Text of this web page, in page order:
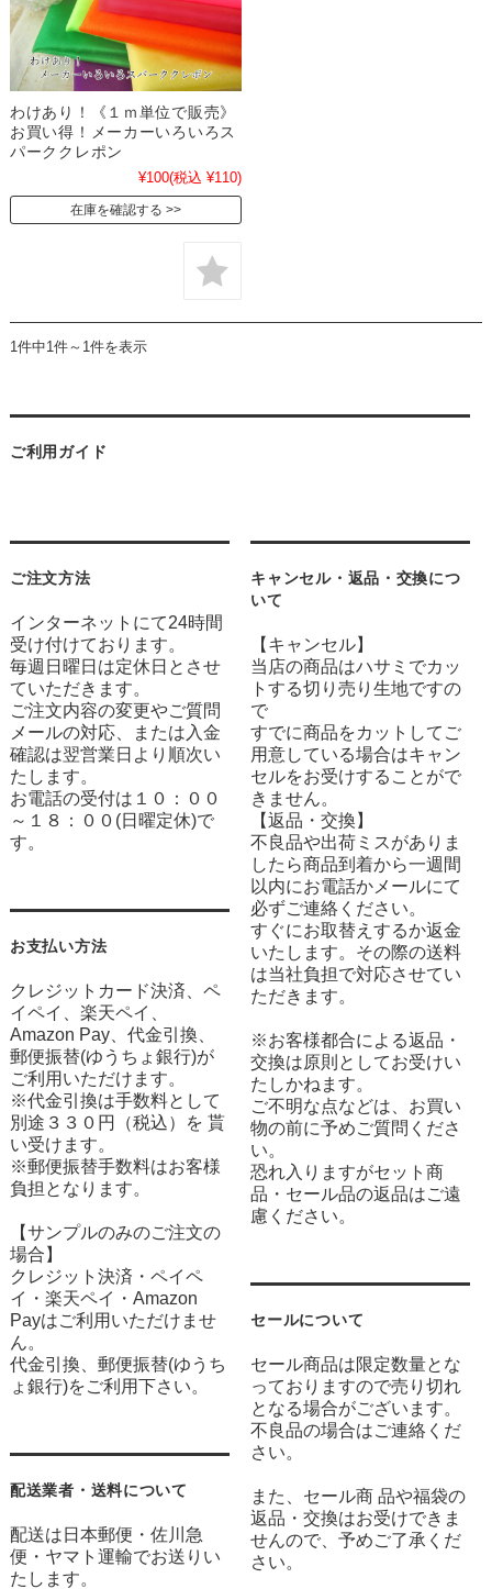
わけあり！《１ｍ単位で販売》
お買い得！メーカーいろいろス
パーククレポン
¥100(税込 ¥110)
在庫を確認する
1件中1件～1件を表示
ご利用ガイド
ご注文方法
インターネットにて24時間
受け付けております。
毎週日曜日は定休日とさせ
ていただきます。
ご注文内容の変更やご質問
メールの対応、または入金
確認は翌営業日より順次い
たします。
お電話の受付は１０：００
～１８：００(日曜定休)で
す。
お支払い方法
クレジットカード決済、ペ
イペイ、楽天ペイ、
Amazon Pay、代金引換、
郵便振替(ゆうちょ銀行)が
ご利用いただけます。
※代金引換は手数料として
別途３３０円（税込）を 貰
い受けます。
※郵便振替手数料はお客様
負担となります。
【サンプルのみのご注文の
場合】
クレジット決済・ペイペ
イ・楽天ペイ・Amazon
Payはご利用いただけませ
ん。
代金引換、郵便振替(ゆうち
ょ銀行)をご利用下さい。
配送業者・送料について
配送は日本郵便・佐川急
便・ヤマト運輸でお送りい
たします。
キャンセル・返品・交換につ
いて
【キャンセル】
当店の商品はハサミでカッ
トする切り売り生地ですの
で
すでに商品をカットしてご
用意している場合はキャン
セルをお受けすることがで
きません。
【返品・交換】
不良品や出荷ミスがありま
したら商品到着から一週間
以内にお電話かメールにて
必ずご連絡ください。
すぐにお取替えするか返金
いたします。その際の送料
は当社負担で対応させてい
ただきます。
※お客様都合による返品・
交換は原則としてお受けい
たしかねます。
ご不明な点などは、お買い
物の前に予めご質問くださ
い。
恐れ入りますがセット商
品・セール品の返品はご遠
慮ください。
セールについて
セール商品は限定数量とな
っておりますので売り切れ
となる場合がございます。
不良品の場合はご連絡くだ
さい。
また、セール商 品や福袋の
返品・交換はお受けできま
せんので、予めご了承くだ
さい。